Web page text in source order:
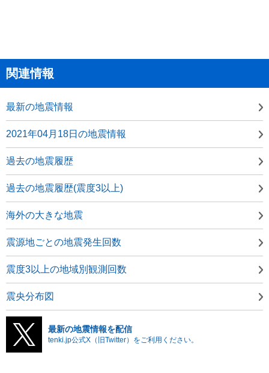
関連情報
最新の地震情報
2021年04月18日の地震情報
過去の地震履歴
過去の地震履歴(震度3以上)
海外の大きな地震
震源地ごとの地震発生回数
震度3以上の地域別観測回数
震央分布図
最新の地震情報を配信
tenki.jp公式X（旧Twitter）をご利用ください。